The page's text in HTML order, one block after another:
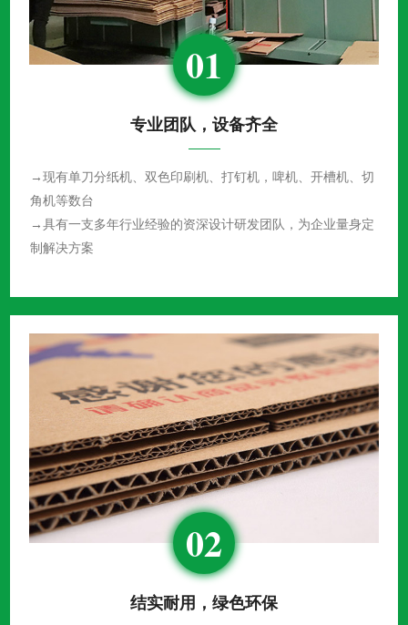
01
专业团队，设备齐全
→现有单刀分纸机、双色印刷机、打钉机，啤机、开槽机、切
角机等数台
→具有一支多年行业经验的资深设计研发团队，为企业量身定
制解决方案
02
结实耐用，绿色环保